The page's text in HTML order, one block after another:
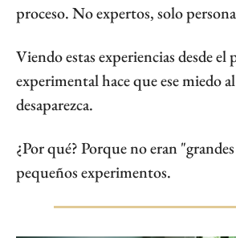
proceso. No expertos, solo
Viendo estas experiencias desde
experimental hace que ese miedo
desaparezca.
¿Por qué? Porque no eran
pequeños experimentos.